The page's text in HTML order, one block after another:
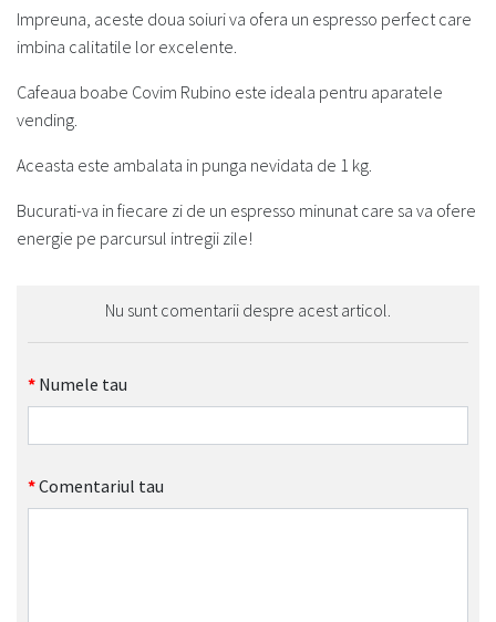
Impreuna, aceste doua soiuri va ofera un espresso perfect care
imbina calitatile lor excelente.
Cafeaua boabe Covim Rubino este ideala pentru aparatele
vending.
Aceasta este ambalata in punga nevidata de 1 kg.
Bucurati-va in fiecare zi de un espresso minunat care sa va ofere
energie pe parcursul intregii zile!
Nu sunt comentarii despre acest articol.
Numele tau
Comentariul tau